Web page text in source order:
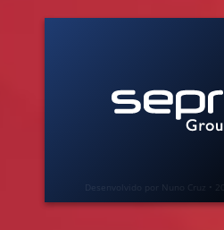
Desenvolvido por Nuno Cruz •